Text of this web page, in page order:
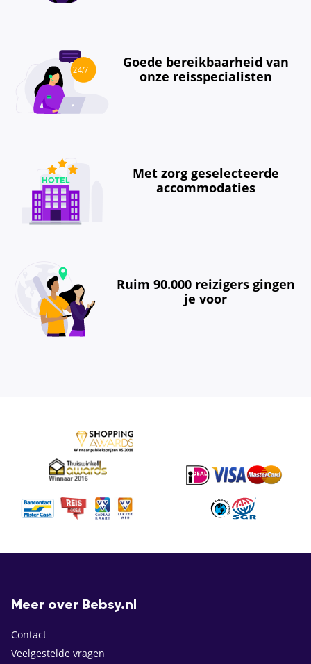
Goede bereikbaarheid van
onze reisspecialisten
Met zorg geselecteerde
accommodaties
Ruim 90.000 reizigers gingen
je voor
Meer over Bebsy.nl
Contact
Veelgestelde vragen